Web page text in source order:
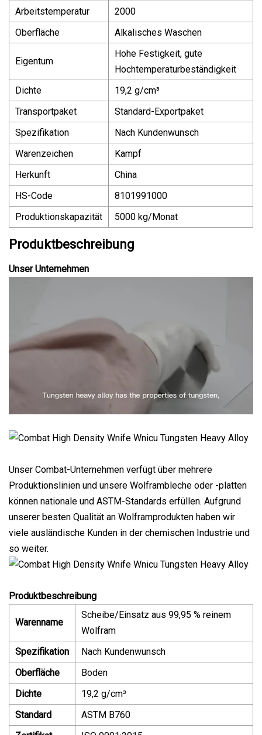
Arbeitstemperatur
2000
Oberfläche
Alkalisches Waschen
Eigentum
Hohe Festigkeit, gute
Hochtemperaturbeständigkeit
Dichte
19,2 g/cm³
Transportpaket
Standard-Exportpaket
Spezifikation
Nach Kundenwunsch
Warenzeichen
Kampf
Herkunft
China
HS-Code
8101991000
Produktionskapazität
5000 kg/Monat
Produktbeschreibung
Unser Unternehmen
Unser Combat-Unternehmen verfügt über mehrere
Produktionslinien und unsere Wolframbleche oder -platten
können nationale und ASTM-Standards erfüllen. Aufgrund
unserer besten Qualität an Wolframprodukten haben wir
viele ausländische Kunden in der chemischen Industrie und
so weiter.
Produktbeschreibung
Warenname
Scheibe/Einsatz aus 99,95 % reinem
Wolfram
Spezifikation
Nach Kundenwunsch
Oberfläche
Boden
Dichte
19,2 g/cm³
Standard
ASTM B760